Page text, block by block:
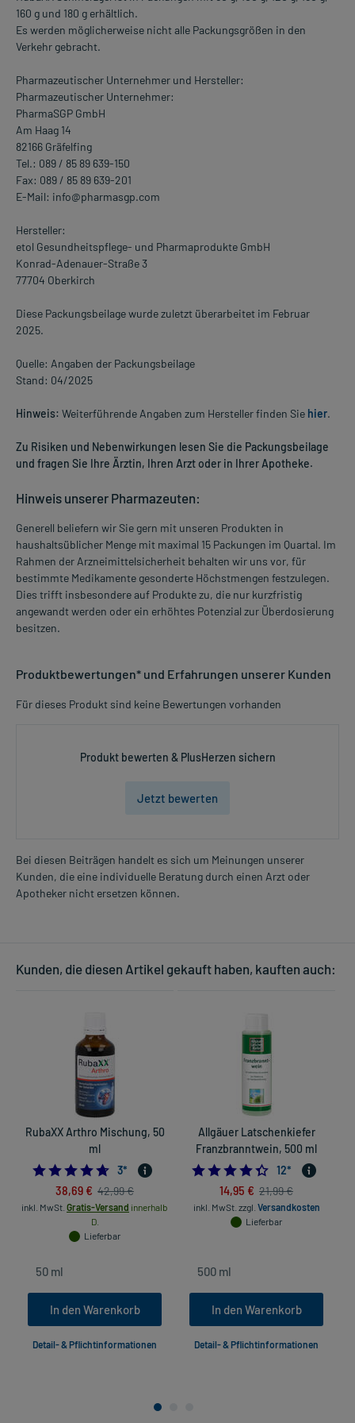
160 g und 180 g erhältlich.
Es werden möglicherweise nicht alle Packungsgrößen in den
Verkehr gebracht.
Pharmazeutischer Unternehmer und Hersteller:
Pharmazeutischer Unternehmer:
PharmaSGP GmbH
Am Haag 14
82166 Gräfelfing
Tel.: 089 / 85 89 639-150
Fax: 089 / 85 89 639-201
E-Mail: info@pharmasgp.com
Hersteller:
etol Gesundheitspflege- und Pharmaprodukte GmbH
Konrad-Adenauer-Straße 3
77704 Oberkirch
Diese Packungsbeilage wurde zuletzt überarbeitet im Februar
2025.
Quelle: Angaben der Packungsbeilage
Stand: 04/2025
Hinweis: Weiterführende Angaben zum Hersteller finden Sie hier.
Zu Risiken und Nebenwirkungen lesen Sie die Packungsbeilage
und fragen Sie Ihre Ärztin, Ihren Arzt oder in Ihrer Apotheke.
Hinweis unserer Pharmazeuten:
Generell beliefern wir Sie gern mit unseren Produkten in
haushaltsüblicher Menge mit maximal 15 Packungen im Quartal. Im
Rahmen der Arzneimittelsicherheit behalten wir uns vor, für
bestimmte Medikamente gesonderte Höchstmengen festzulegen.
Dies trifft insbesondere auf Produkte zu, die nur kurzfristig
angewandt werden oder ein erhöhtes Potenzial zur Überdosierung
besitzen.
Produktbewertungen* und Erfahrungen unserer Kunden
Für dieses Produkt sind keine Bewertungen vorhanden
Produkt bewerten & PlusHerzen sichern
Jetzt bewerten
Bei diesen Beiträgen handelt es sich um Meinungen unserer
Kunden, die eine individuelle Beratung durch einen Arzt oder
Apotheker nicht ersetzen können.
Kunden, die diesen Artikel gekauft haben, kauften auch:
RubaXX Arthro Mischung, 50
ml
4.666666666666667
3*
38,69 € 42,99 €
inkl. MwSt. Gratis-Versand innerhalb
D.
Lieferbar
In den Warenkorb
Detail- & Pflichtinformationen
Allgäuer Latschenkiefer
Franzbranntwein, 500 ml
12*
14,95 € 21,99 €
inkl. MwSt. zzgl. Versandkosten
Lieferbar
In den Warenkorb
Detail- & Pflichtinformationen